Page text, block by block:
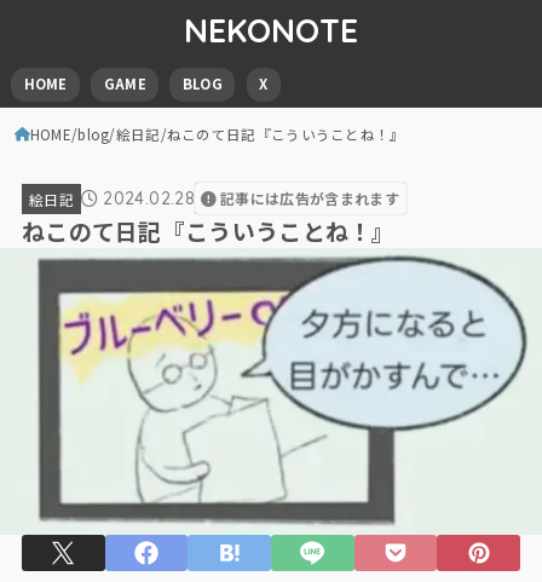
NEKONOTE
HOME GAME BLOG X
HOME blog 絵日記 ねこのて日記『こういうことね！』
絵日記 2024.02.28 記事には広告が含まれます
ねこのて日記『こういうことね！』